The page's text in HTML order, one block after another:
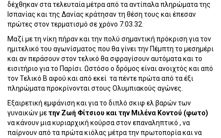
δέχθηκαν στα τελευταία μέτρα από τα αντίπαλα πληρώματα της
Ισπανίας και της Δανίας κράτησαν τη θέση τους και έπεσαν
πρώτες στον τερματισμό σε χρόνο 7:03.32.
Μαζί με τη νίκη πήραν και την πολύ σημαντική πρόκριση για τον
ημιτελικό του αγωνίσματος που θα γίνει την Πέμπτη το μεσημέρι
και αν περάσουν στον τελικό θα σφραγίσουν αυτόματα και το
εισιτήριο για το Παρίσι. Ωστόσο ο δρόμος είναι ανοιχτός και από
τον Τελικό Β αφού και από εκεί τα πέντε πρώτα από τα έξι
πληρώματα προκρίνονται στους Ολυμπιακούς αγώνες.
Εξαιρετική εμφάνιση και για το διπλό σκιφ ελ βαρών των
γυναικών μετην Ζωή Φίτσιου και την Μιλένα Κοντού (φωτο)
να κάνουν μια κυριαρχική κούρσα στον επαναληπτικό , να
παίρνουν από τα πρώτα κιόλας μέτρα την πρωτοπορία και να